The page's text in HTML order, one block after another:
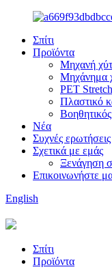
Σπίτι
Προϊόντα
Μηχανή
Μηχάνημα
PET
Πλαστικό
Νέα
Συχνές ερωτήσεις
Σχετικά με εμάς
Ξενάγηση
Επικοινωνήστε
English
Σπίτι
Προϊόντα